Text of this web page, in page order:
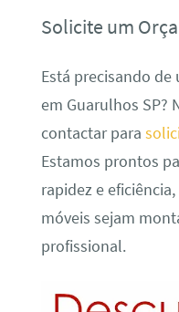
Solicite um
Está precisando
em Guarulhos SP?
contactar para
Estamos prontos
rapidez e
móveis sejam
profissional.